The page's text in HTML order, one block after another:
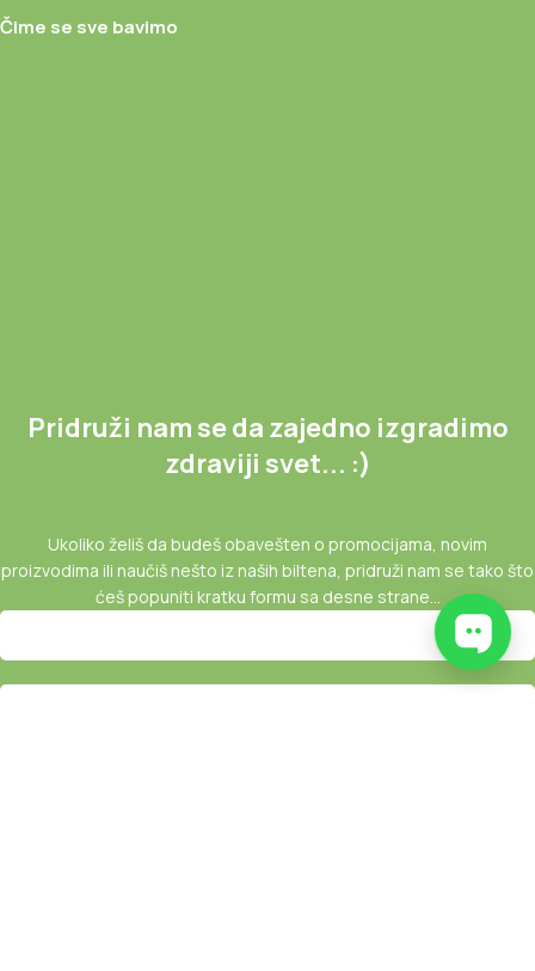
Čime se sve bavimo
Pridruži nam se da zajedno izgradimo
zdraviji svet... :)
Ukoliko želiš da budeš obavešten o promocijama, novim
proizvodima ili naučiš nešto iz naših biltena, pridruži nam se tako što
ćeš popuniti kratku formu sa desne strane...